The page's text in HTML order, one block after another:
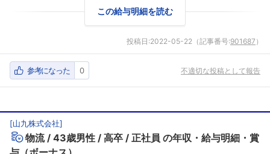
この給与明細を読む
投稿日:2022-05-22 （記事番号:901687 ）
参考になった 0 不適切な投稿として報告
[山九株式会社]
物流 43歳男性 高卒 正社員 の年収・給与明細・賞